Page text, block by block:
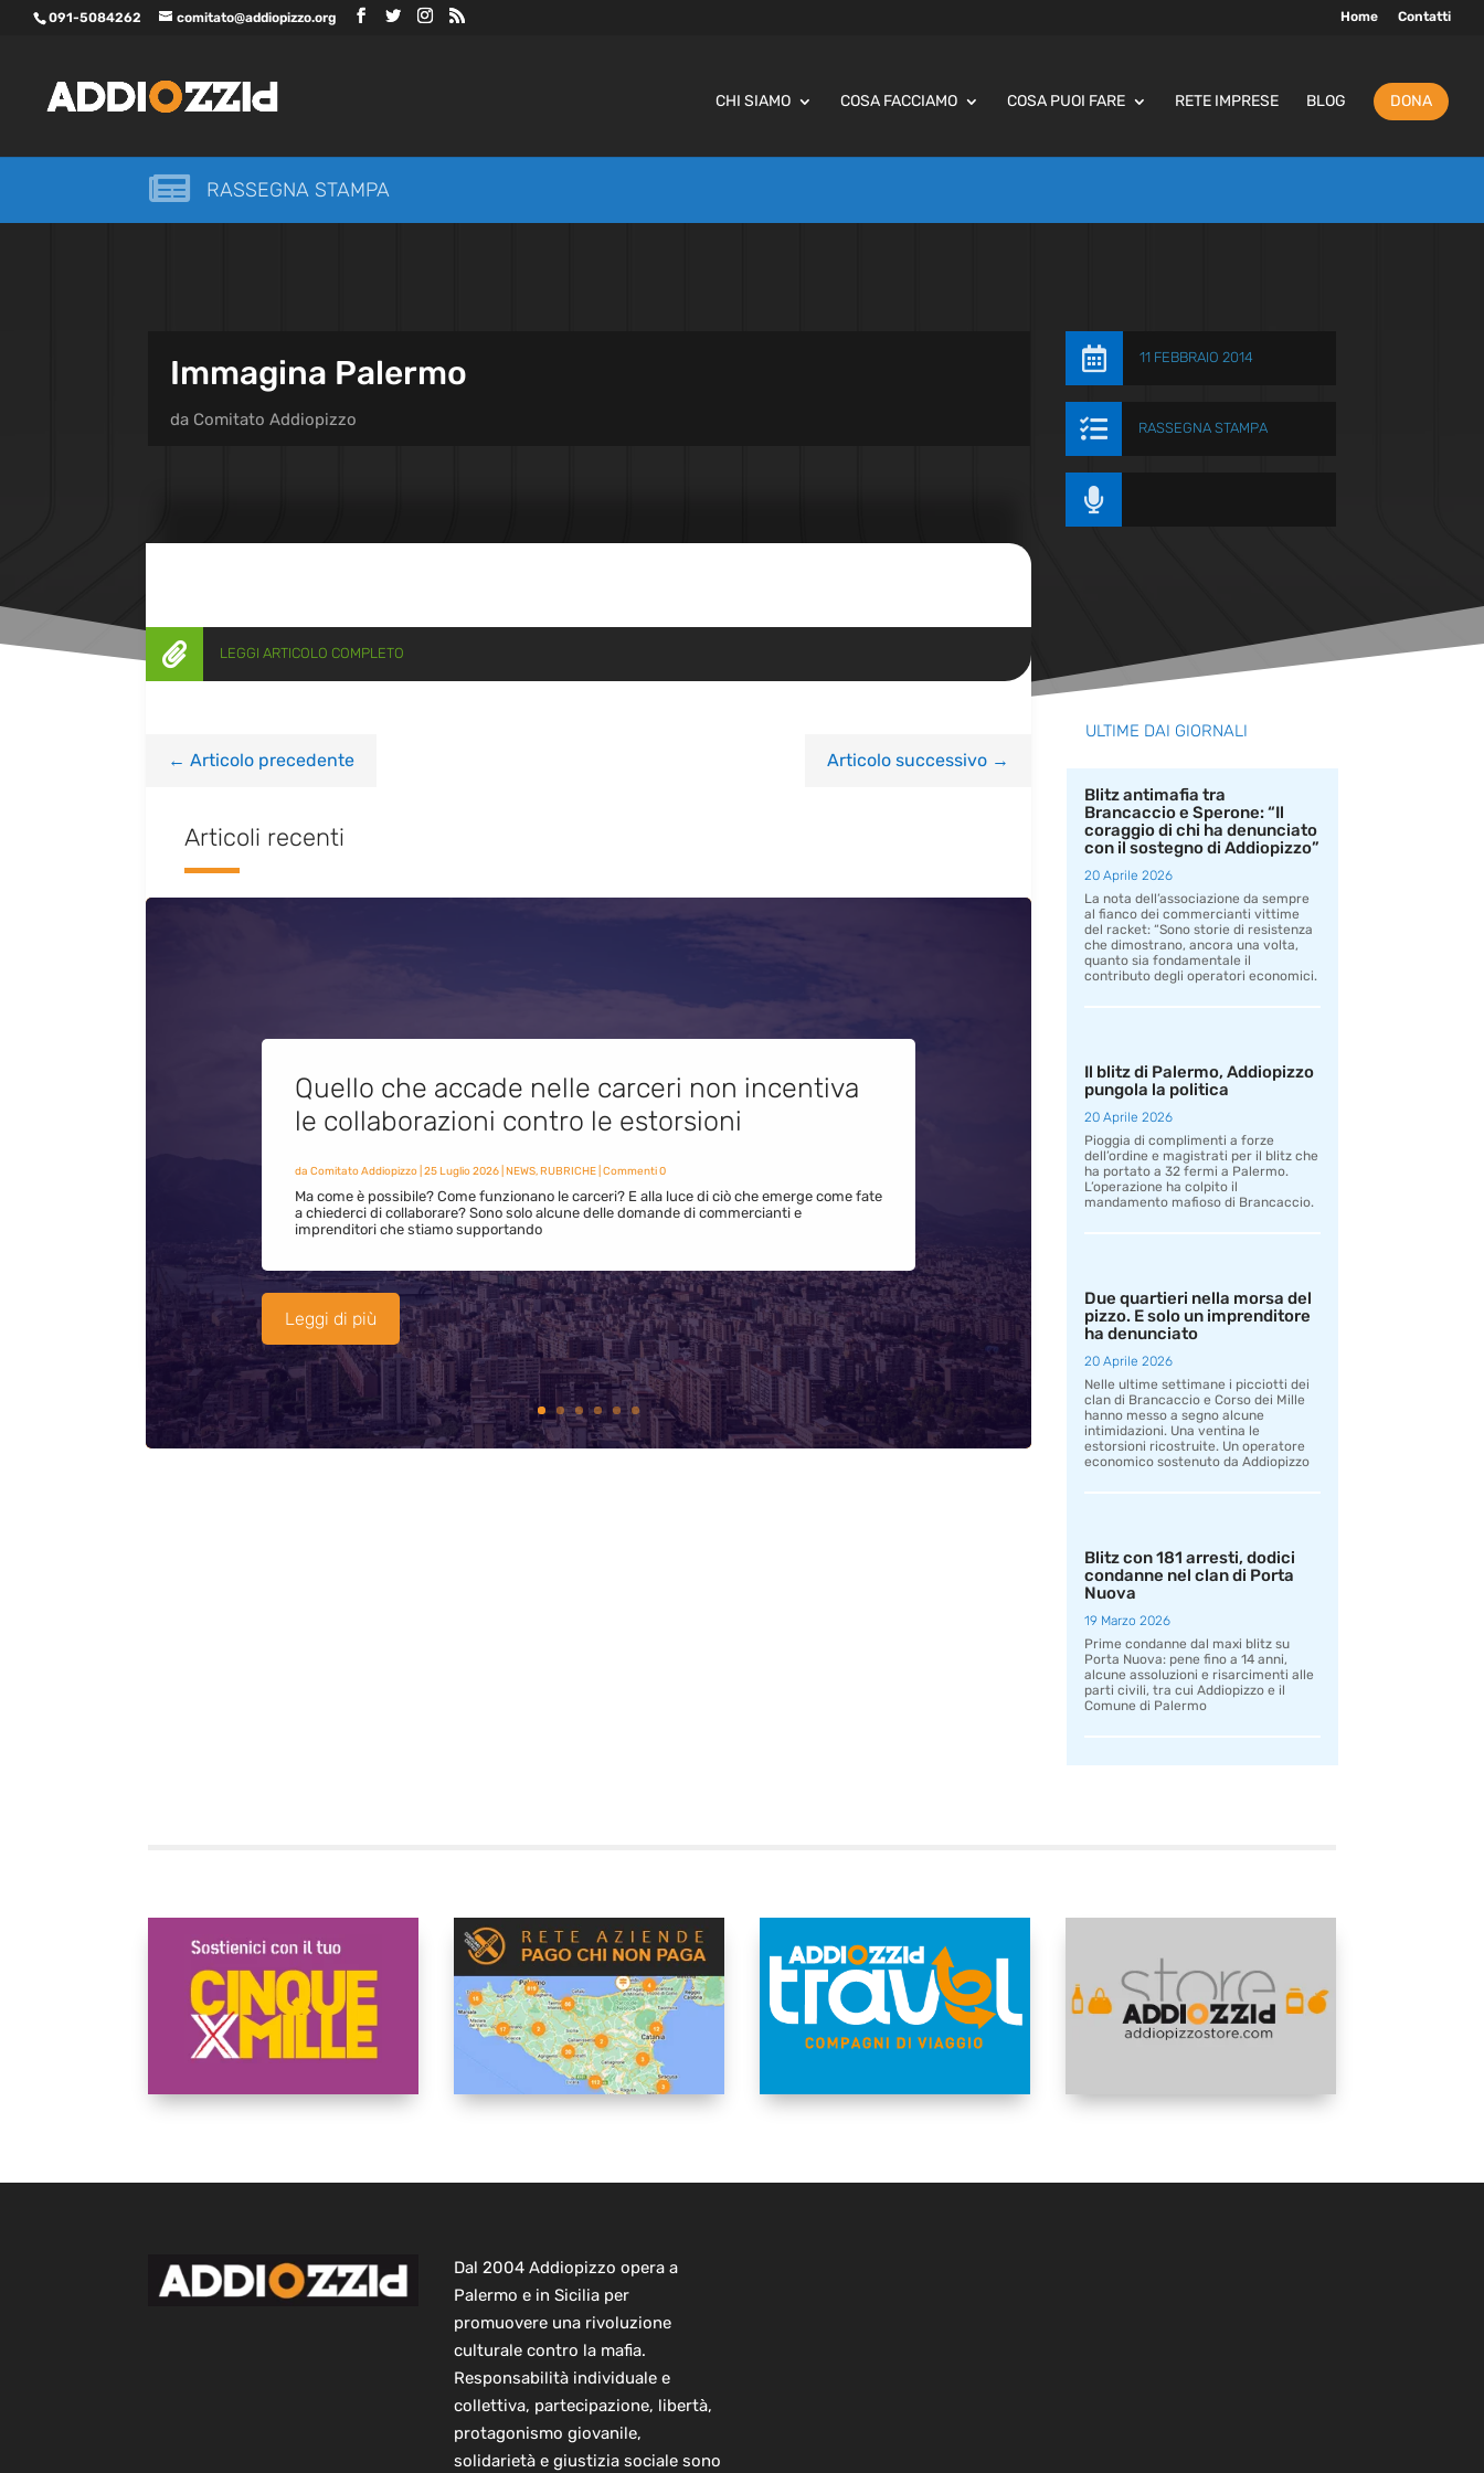
091-5084262 comitato@addiopizzo.org Home Contatti
CHI SIAMO COSA FACCIAMO COSA PUOI FARE RETE IMPRESE BLOG DONA
 RASSEGNA STAMPA
Immagina Palermo
da Comitato Addiopizzo
 11 FEBBRAIO 2014
 RASSEGNA STAMPA

 LEGGI ARTICOLO COMPLETO
← Articolo precedente Articolo successivo→
Articoli recenti
Quello che accade nelle carceri non incentiva
le collaborazioni contro le estorsioni
da Comitato Addiopizzo| 25 Luglio 2026| NEWS,RUBRICHE| Commenti 0
Ma come è possibile? Come funzionano le carceri? E alla luce di ciò che emerge come fate
a chiederci di collaborare? Sono solo alcune delle domande di commercianti e
imprenditori che stiamo supportando
Leggi di più
ULTIME DAI GIORNALI
Blitz antimafia tra
Brancaccio e Sperone: “Il
coraggio di chi ha denunciato
con il sostegno di Addiopizzo”
20 Aprile 2026
La nota dell’associazione da sempre
al fianco dei commercianti vittime
del racket: “Sono storie di resistenza
che dimostrano, ancora una volta,
quanto sia fondamentale il
contributo degli operatori economici.
Il blitz di Palermo, Addiopizzo
pungola la politica
20 Aprile 2026
Pioggia di complimenti a forze
dell’ordine e magistrati per il blitz che
ha portato a 32 fermi a Palermo.
L’operazione ha colpito il
mandamento mafioso di Brancaccio.
Due quartieri nella morsa del
pizzo. E solo un imprenditore
ha denunciato
20 Aprile 2026
Nelle ultime settimane i picciotti dei
clan di Brancaccio e Corso dei Mille
hanno messo a segno alcune
intimidazioni. Una ventina le
estorsioni ricostruite. Un operatore
economico sostenuto da Addiopizzo
Blitz con 181 arresti, dodici
condanne nel clan di Porta
Nuova
19 Marzo 2026
Prime condanne dal maxi blitz su
Porta Nuova: pene fino a 14 anni,
alcune assoluzioni e risarcimenti alle
parti civili, tra cui Addiopizzo e il
Comune di Palermo
Dal 2004 Addiopizzo opera a
Palermo e in Sicilia per
promuovere una rivoluzione
culturale contro la mafia.
Responsabilità individuale e
collettiva, partecipazione, libertà,
protagonismo giovanile,
solidarietà e giustizia sociale sono